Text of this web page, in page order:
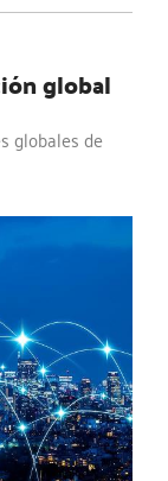
global
globales de